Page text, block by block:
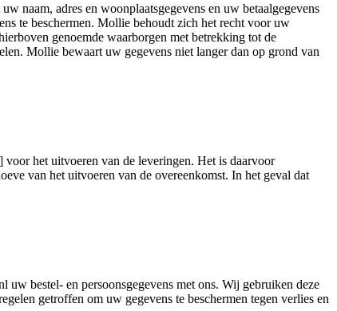
naam, adres en woonplaatsgegevens en uw betaalgegevens
te beschermen. Mollie behoudt zich het recht voor uw
genoemde waarborgen met betrekking tot de
Mollie bewaart uw gegevens niet langer dan op grond van
het uitvoeren van de leveringen. Het is daarvoor
van het uitvoeren van de overeenkomst. In het geval dat
bestel- en persoonsgegevens met ons. Wij gebruiken deze
getroffen om uw gegevens te beschermen tegen verlies en